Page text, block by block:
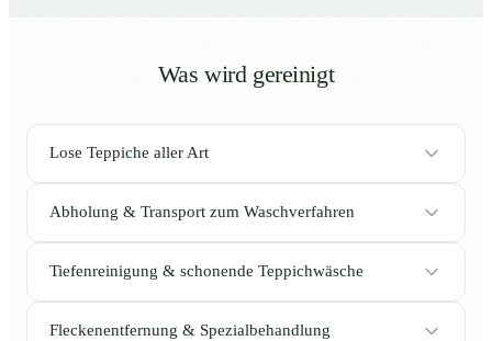
Was wird gereinigt
Lose Teppiche aller Art
Abholung & Transport zum Waschverfahren
Tiefenreinigung & schonende Teppichwäsche
Fleckenentfernung & Spezialbehandlung